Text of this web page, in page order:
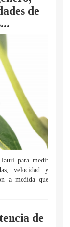
de
lauri para medir
velocidad y
a medida que
de